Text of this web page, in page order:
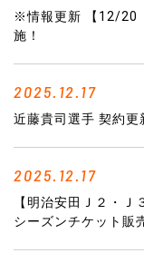
※情報更新 【12/20
施！
2025.12.17
近藤貴司選手 契約更
2025.12.17
【明治安田Ｊ２・
シーズンチケット販